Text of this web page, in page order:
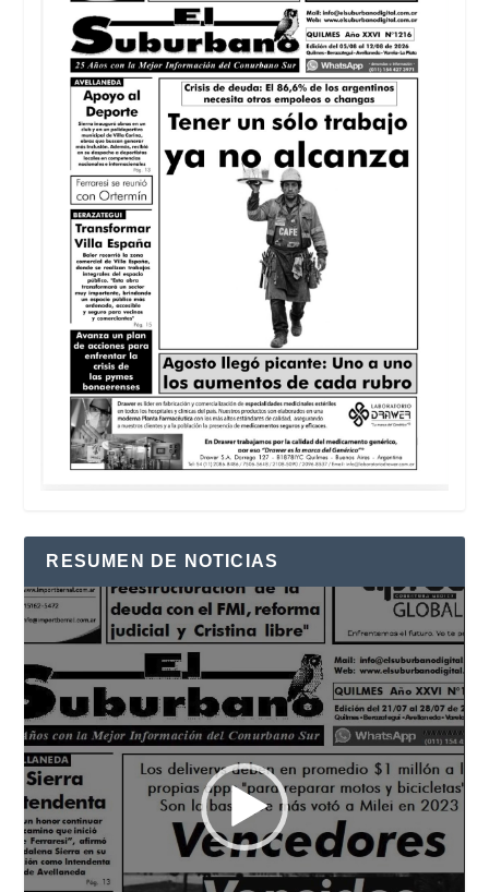
RESUMEN DE NOTICIAS
Reproductor
de
vídeo